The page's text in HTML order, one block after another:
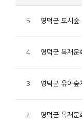
5
4
3
2